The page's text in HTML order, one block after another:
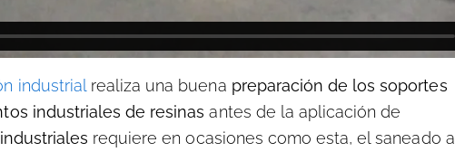
industrial realiza una buena preparación de los soportes
industriales de resinas antes de la aplicación de
requiere en ocasiones como esta, el saneado a